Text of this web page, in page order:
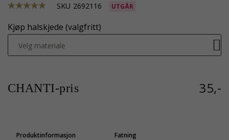
SKU 2692116 UTGÅR
Kjøp halskjede (valgfritt)
Velg materiale
CHANTI-pris 35,-
Produktinformasjon
Fatning